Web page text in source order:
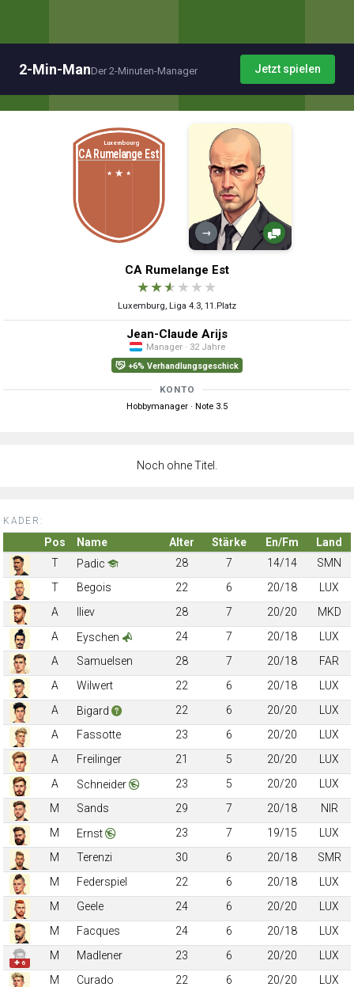
2-Min-ManDer 2-Minuten-Manager Jetzt spielen
→
CA Rumelange Est
★★★ ★ ★ ★
Luxemburg, Liga 4.3, 11.Platz
Jean-Claude Arijs
Manager · 32 Jahre
+6% Verhandlungsgeschick
KONTO
Hobbymanager · Note 3.5
Noch ohne Titel.
KADER:
Pos Name Alter Stärke En/Fm
Land
T
Padic 28 7 14/14
SMN
T
Begois 22 6 20/18
LUX
A
Iliev 28 7 20/20
MKD
A
Eyschen 24 7 20/18
LUX
A
Samuelsen 28 7 20/18
FAR
A
Wilwert 22 6 20/18
LUX
A
Bigard 22 6 20/20
LUX
A
Fassotte 23 6 20/20
LUX
A
Freilinger 21 5 20/20
LUX
A
Schneider 23 5 20/20
LUX
M
Sands 29 7 20/18
NIR
M
Ernst 23 7 19/15
LUX
M
Terenzi 30 6 20/18
SMR
M
Federspiel 22 6 20/18
LUX
M
Geele 24 6 20/20
LUX
M
Facques 24 6 20/18 LUX
✚ 6
M Madlener 23 6 20/20
LUX
M
Curado 22 6 20/20
LUX